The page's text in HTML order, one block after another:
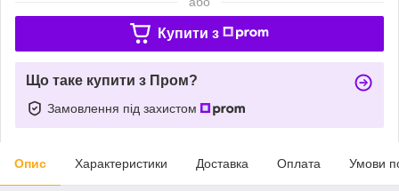
Купити з
Що таке купити з Пром?
Замовлення під захистом
Опис Характеристики Доставка Оплата Умови